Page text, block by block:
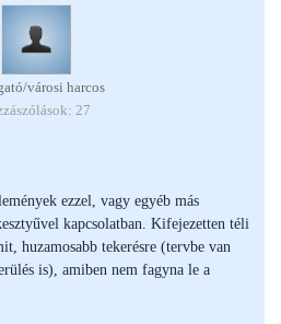
városi harcos
27
ezzel, vagy egyéb más
kapcsolatban. Kifejezetten téli
huzamosabb tekerésre (tervbe van
is), amiben nem fagyna le a